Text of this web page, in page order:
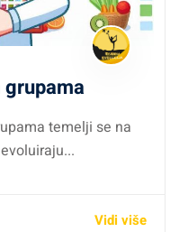
temelji se na
Vidi više